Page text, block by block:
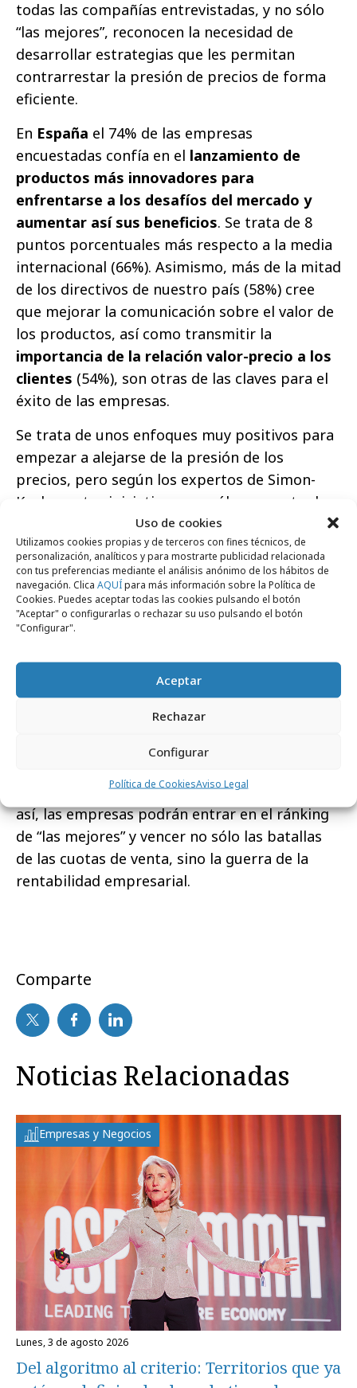
Uso de cookies
Utilizamos cookies propias y de terceros con fines técnicos, de
personalización, analíticos y para mostrarte publicidad relacionada
con tus preferencias mediante el análisis anónimo de los hábitos de
navegación. Clica AQUÍpara más información sobre la Política de
Cookies. Puedes aceptar todas las cookies pulsando el botón
"Aceptar" o configurarlas o rechazar su uso pulsando el botón
"Configurar".
Aceptar
Rechazar
Configurar
Política de CookiesAviso Legal
todas las compañías entrevistadas, y no sólo
“las mejores”, reconocen la necesidad de
desarrollar estrategias que les permitan
contrarrestar la presión de precios de forma
eficiente.
En España el 74% de las empresas
encuestadas confía en el lanzamiento de
productos más innovadores para
enfrentarse a los desafíos del mercado y
aumentar así sus beneficios. Se trata de 8
puntos porcentuales más respecto a la media
internacional (66%). Asimismo, más de la mitad
de los directivos de nuestro país (58%) cree
que mejorar la comunicación sobre el valor de
los productos, así como transmitir la
importancia de la relación valor-precio a los
clientes (54%), son otras de las claves para el
éxito de las empresas.
Se trata de unos enfoques muy positivos para
empezar a alejarse de la presión de los
precios, pero según los expertos de Simon-
Kucher estas iniciativas son sólo un punto de
partida. En un mercado cada vez más
competitivo y globalizado, mejorar los
beneficios empresariales obliga a las
compañías a implantar una estrategia de
pricing desde el inicio del desarrollo de los
productos, incluyendo
específicos que permitan gestionar los
precios de forma eficiente.
necesario que este nuevo plan de gestión sea
horizontal, es decir, que involucre a todos los
departamentos de la organización sin
que esté preparado para la era digital. Sólo
así, las empresas podrán entrar en el ránking
de “las mejores” y vencer no sólo las batallas
de las cuotas de venta, sino la guerra de la
rentabilidad empresarial.
Comparte
Noticias Relacionadas
Empresas y Negocios
lunes, 3 de agosto 2026
Del algoritmo al criterio: Territorios que ya